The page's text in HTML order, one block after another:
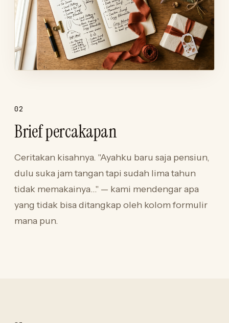
02
Brief percakapan
Ceritakan kisahnya. "Ayahku baru saja pensiun,
dulu suka jam tangan tapi sudah lima tahun
tidak memakainya…" — kami mendengar apa
yang tidak bisa ditangkap oleh kolom formulir
mana pun.